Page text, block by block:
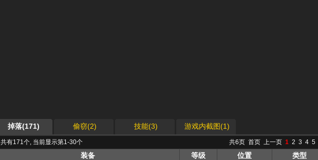
掉落(171) 偷窃(2) 技能(3) 游戏内截图(1)
共有171个, 当前显示第1-30个 共6页 首页 上一页 1 2 3 4 5
装备 等级 位置 类型